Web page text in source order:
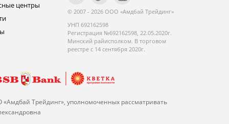
центры
© 2007 - 2026 ООО «Амдбай Трейдинг»
УНП 692162598
Регистрация №692162598, 22.05.2020г.
Минский райисполком. В торговом
реестре с 14 сентября 2020г.
Трейдинг», уполномоченных рассматривать